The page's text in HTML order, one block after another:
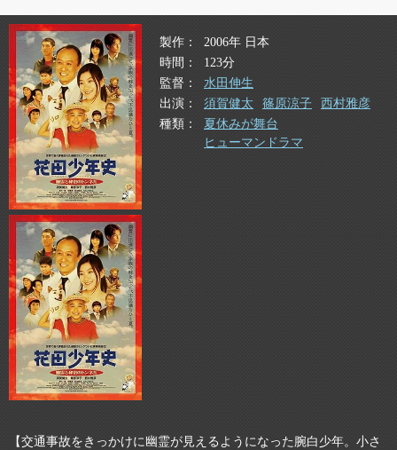
製作
2006年 日本
時間
123分
監督
水田伸生
出演
須賀健太 篠原涼子
西村雅彦
種類
夏休みが舞台
ヒューマンドラマ
【交通事故をきっかけに幽霊が見えるようになった腕白少年。小さ